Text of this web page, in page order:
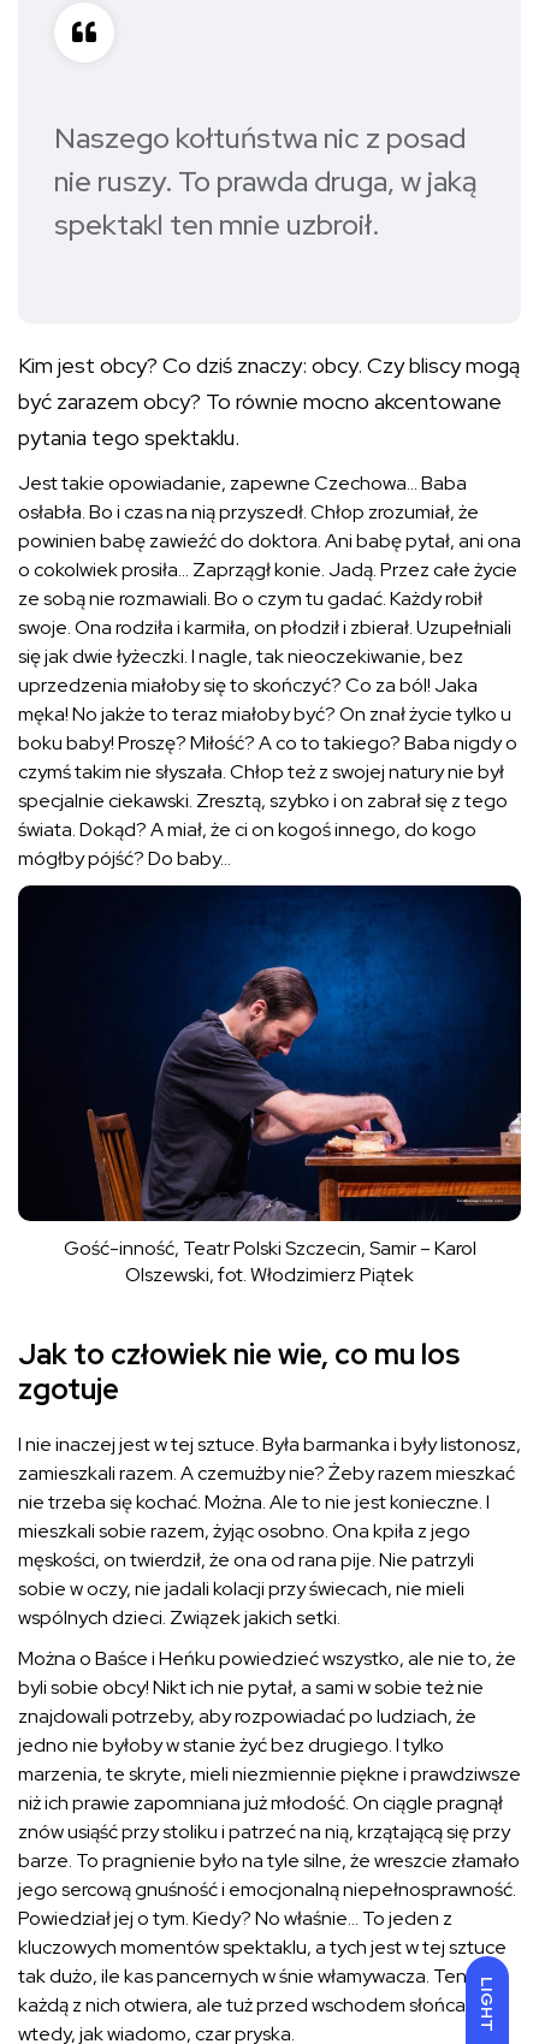
LIGHT
Naszego kołtuństwa nic z posad
nie ruszy. To prawda druga, w jaką
spektakl ten mnie uzbroił.
Kim jest obcy? Co dziś znaczy: obcy. Czy bliscy mogą
być zarazem obcy? To równie mocno akcentowane
pytania tego spektaklu.
Jest takie opowiadanie, zapewne Czechowa… Baba
osłabła. Bo i czas na nią przyszedł. Chłop zrozumiał, że
powinien babę zawieźć do doktora. Ani babę pytał, ani ona
o cokolwiek prosiła… Zaprzągł konie. Jadą. Przez całe życie
ze sobą nie rozmawiali. Bo o czym tu gadać. Każdy robił
swoje. Ona rodziła i karmiła, on płodził i zbierał. Uzupełniali
się jak dwie łyżeczki. I nagle, tak nieoczekiwanie, bez
uprzedzenia miałoby się to skończyć? Co za ból! Jaka
męka! No jakże to teraz miałoby być? On znał życie tylko u
boku baby! Proszę? Miłość? A co to takiego? Baba nigdy o
czymś takim nie słyszała. Chłop też z swojej natury nie był
specjalnie ciekawski. Zresztą, szybko i on zabrał się z tego
świata. Dokąd? A miał, że ci on kogoś innego, do kogo
mógłby pójść? Do baby…
Gość-inność, Teatr Polski Szczecin, Samir – Karol
Olszewski, fot. Włodzimierz Piątek
Jak to człowiek nie wie, co mu los
zgotuje
I nie inaczej jest w tej sztuce. Była barmanka i były listonosz,
zamieszkali razem. A czemużby nie? Żeby razem mieszkać
nie trzeba się kochać. Można. Ale to nie jest konieczne. I
mieszkali sobie razem, żyjąc osobno. Ona kpiła z jego
męskości, on twierdził, że ona od rana pije. Nie patrzyli
sobie w oczy, nie jadali kolacji przy świecach, nie mieli
wspólnych dzieci. Związek jakich setki.
Można o Baśce i Heńku powiedzieć wszystko, ale nie to, że
byli sobie obcy! Nikt ich nie pytał, a sami w sobie też nie
znajdowali potrzeby, aby rozpowiadać po ludziach, że
jedno nie byłoby w stanie żyć bez drugiego. I tylko
marzenia, te skryte, mieli niezmiennie piękne i prawdziwsze
niż ich prawie zapomniana już młodość. On ciągle pragnął
znów usiąść przy stoliku i patrzeć na nią, krzątającą się przy
barze. To pragnienie było na tyle silne, że wreszcie złamało
jego sercową gnuśność i emocjonalną niepełnosprawność.
Powiedział jej o tym. Kiedy? No właśnie… To jeden z
kluczowych momentów spektaklu, a tych jest w tej sztuce
tak dużo, ile kas pancernych w śnie włamywacza. Ten,
każdą z nich otwiera, ale tuż przed wschodem słońca. A
wtedy, jak wiadomo, czar pryska.